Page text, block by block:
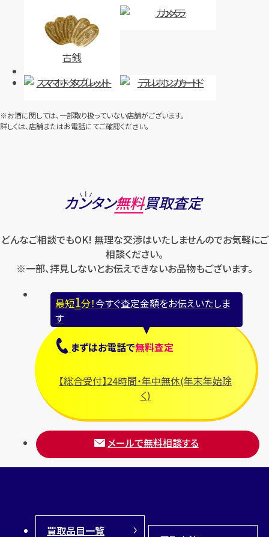
古銭
カメラ
スマホ・タブレット テレホンカード
※お酒に関しては、一部取り扱っていない店舗がございます。
詳しくは、店舗またはお電話にてご確認ください。
カンタン無料買取査定
どんなご相談でもOK! 無理な交渉はいたしませんのでお気軽にご
相談ください。
※一部、拝見しないとお伝えできないお品物もございます。
最短1分！今すぐ査定金額をお伝えいたしま
す
まずはお電話で無料査定
【総合受付】24時間・年中無休(年末年始除
く)
メールで無料相談する
買取品目一覧